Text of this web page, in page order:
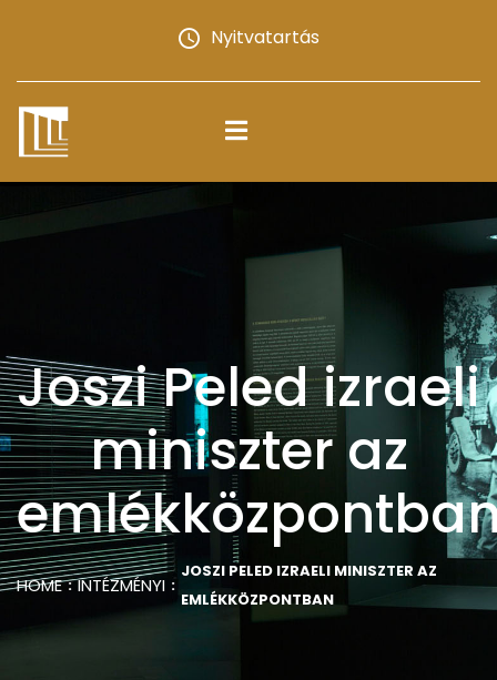
Nyitvatartás
Joszi Peled izraeli
miniszter az
HOME INTÉZMÉNYI
JOSZI PELED IZRAELI MINISZTER AZ
EMLÉKKÖZPONTBAN